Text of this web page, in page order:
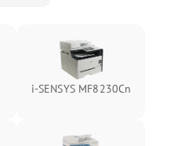
i-SENSYS MF8230Cn